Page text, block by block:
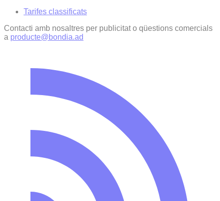
Tarifes classificats
Contacti amb nosaltres per publicitat o qüestions comercials
a producte@bondia.ad